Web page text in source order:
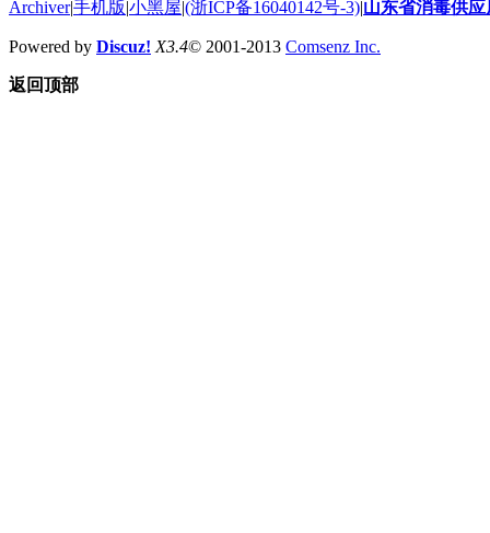
Archiver|手机版|小黑屋|(浙ICP备16040142号-3)|山东省消毒供
Powered by Discuz! X3.4© 2001-2013 Comsenz Inc.
返回顶部